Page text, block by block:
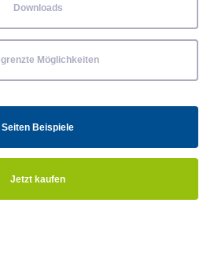
Downloads
Möglichkeiten
Seiten Beispiele
Jetzt kaufen